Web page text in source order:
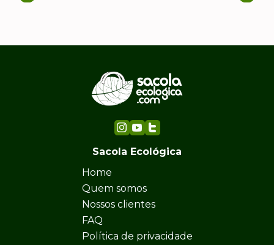
Sacola Ecológica
Home
Quem somos
Nossos clientes
FAQ
Política de privacidade